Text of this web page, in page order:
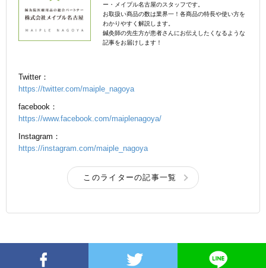
ー・メイプル名古屋のスタッフです。
お取扱い商品の数は業界一！各商品の特長や使い方を
わかりやすく解説します。
鍼灸師の先生方が患者さんにお伝えしたくなるような
記事をお届けします！
Twitter：
https://twitter.com/maiple_nagoya
facebook：
https://www.facebook.com/maiplenagoya/
Instagram：
https://instagram.com/maiple_nagoya
このライターの記事一覧